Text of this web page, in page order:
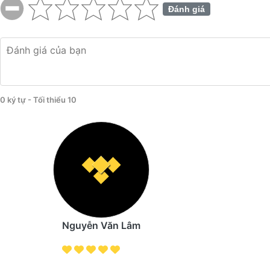
Đánh giá
0 ký tự - Tối thiểu 10
Nguyễn Văn Lâm